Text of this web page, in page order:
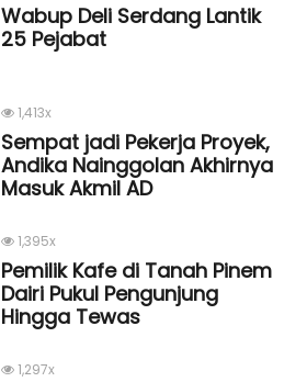
Wabup Deli Serdang Lantik
25 Pejabat
1,413x
Sempat jadi Pekerja Proyek,
Andika Nainggolan Akhirnya
Masuk Akmil AD
1,395x
Pemilik Kafe di Tanah Pinem
Dairi Pukul Pengunjung
Hingga Tewas
1,297x